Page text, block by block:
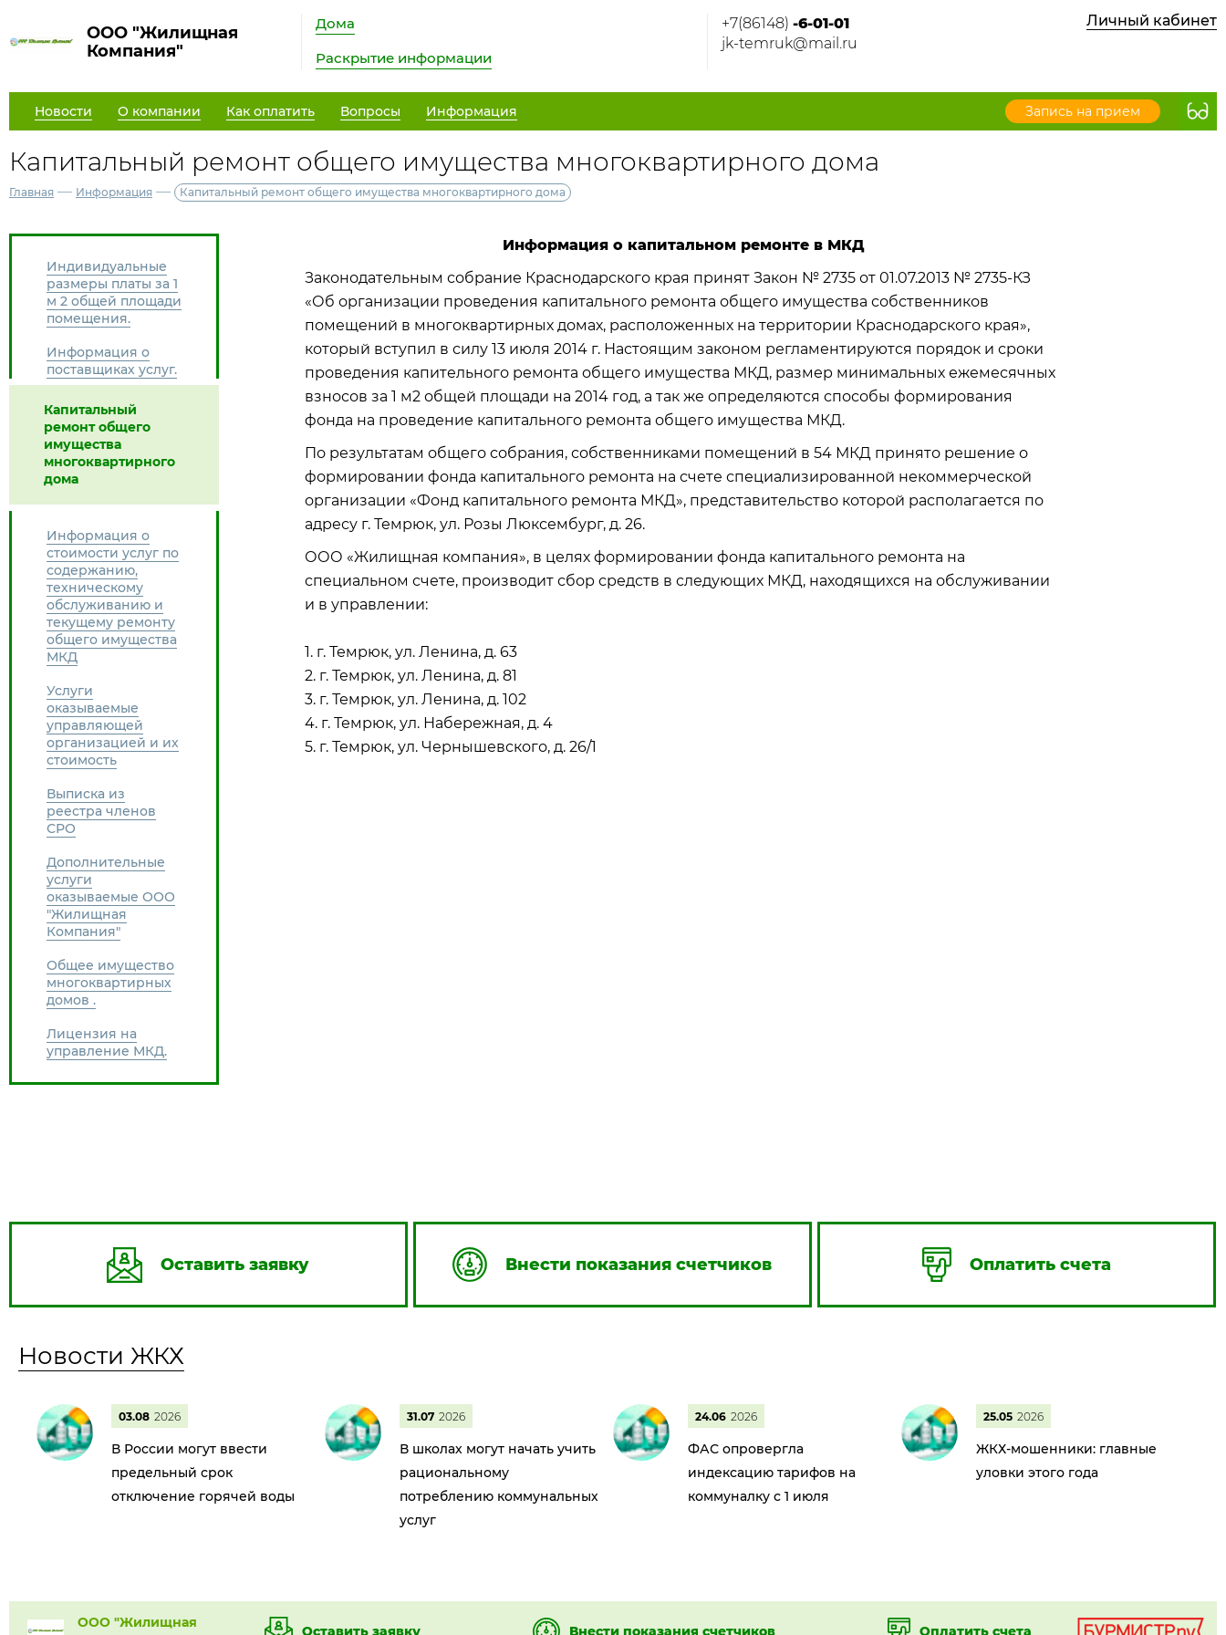
ООО "Жилищная
Компания"
Дома
Раскрытие информации
+7(86148) -6-01-01
jk-temruk@mail.ru
Личный кабинет
Новости О компании Как оплатить Вопросы Информация Запись на прием
Капитальный ремонт общего имущества многоквартирного дома
Главная — Информация — Капитальный ремонт общего имущества многоквартирного дома
Индивидуальные
размеры платы за 1
м 2 общей площади
помещения.
Информация о
поставщиках услуг.
Капитальный
ремонт общего
имущества
многоквартирного
дома
Информация о
стоимости услуг по
содержанию,
техническому
обслуживанию и
текущему ремонту
общего имущества
МКД
Услуги
оказываемые
управляющей
организацией и их
стоимость
Выписка из
реестра членов
СРО
Дополнительные
услуги
оказываемые ООО
"Жилищная
Компания"
Общее имущество
многоквартирных
домов .
Лицензия на
управление МКД.
Информация о капитальном ремонте в МКД
Законодательным собрание Краснодарского края принят Закон № 2735 от 01.07.2013 № 2735-КЗ
«Об организации проведения капитального ремонта общего имущества собственников
помещений в многоквартирных домах, расположенных на территории Краснодарского края»,
который вступил в силу 13 июля 2014 г. Настоящим законом регламентируются порядок и сроки
проведения капительного ремонта общего имущества МКД, размер минимальных ежемесячных
взносов за 1 м2 общей площади на 2014 год, а так же определяются способы формирования
фонда на проведение капитального ремонта общего имущества МКД.
По результатам общего собрания, собственниками помещений в 54 МКД принято решение о
формировании фонда капитального ремонта на счете специализированной некоммерческой
организации «Фонд капитального ремонта МКД», представительство которой располагается по
адресу г. Темрюк, ул. Розы Люксембург, д. 26.
ООО «Жилищная компания», в целях формировании фонда капитального ремонта на
специальном счете, производит сбор средств в следующих МКД, находящихся на обслуживании
и в управлении:
1. г. Темрюк, ул. Ленина, д. 63
2. г. Темрюк, ул. Ленина, д. 81
3. г. Темрюк, ул. Ленина, д. 102
4. г. Темрюк, ул. Набережная, д. 4
5. г. Темрюк, ул. Чернышевского, д. 26/1
Оставить заявку Внести показания счетчиков Оплатить счета
Новости ЖКХ
03.08 2026
В России могут ввести
предельный срок
отключение горячей воды
31.07 2026
В школах могут начать учить
рациональному
потреблению коммунальных
услуг
24.06 2026
ФАС опровергла
индексацию тарифов на
коммуналку с 1 июля
25.05 2026
ЖКХ-мошенники: главные
уловки этого года
ООО "Жилищная
Оставить заявку Внести показания счетчиков Оплатить счета